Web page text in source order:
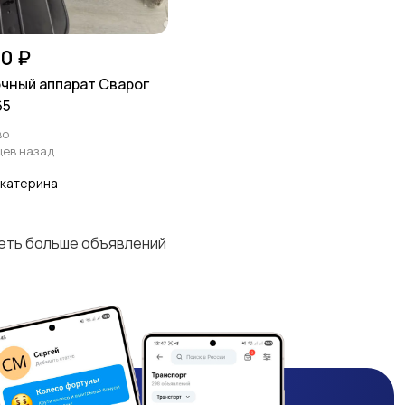
₽
аппарат Сварог
назад
больше объявлений